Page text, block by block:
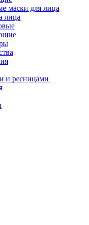
маски для лица
лица
и ресницами